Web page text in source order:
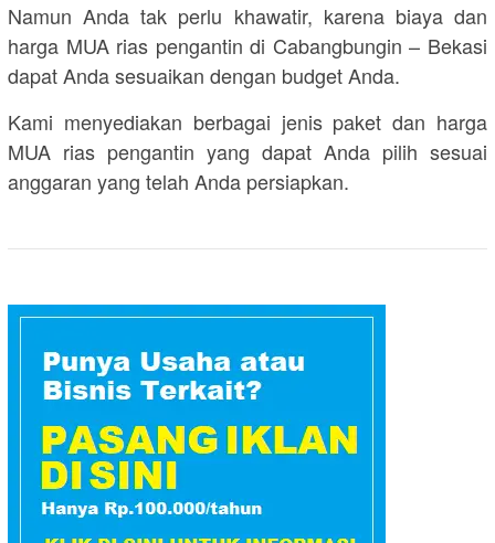
Namun Anda tak perlu khawatir, karena biaya dan
harga MUA rias pengantin di Cabangbungin – Bekasi
dapat Anda sesuaikan dengan budget Anda.
Kami menyediakan berbagai jenis paket dan harga
MUA rias pengantin yang dapat Anda pilih sesuai
anggaran yang telah Anda persiapkan.